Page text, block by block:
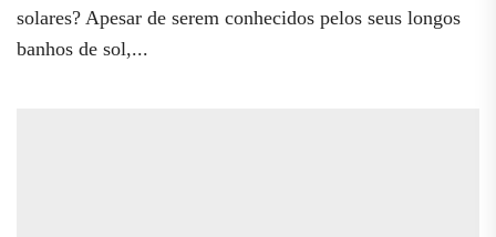
solares? Apesar de serem conhecidos pelos seus longos
banhos de sol,...